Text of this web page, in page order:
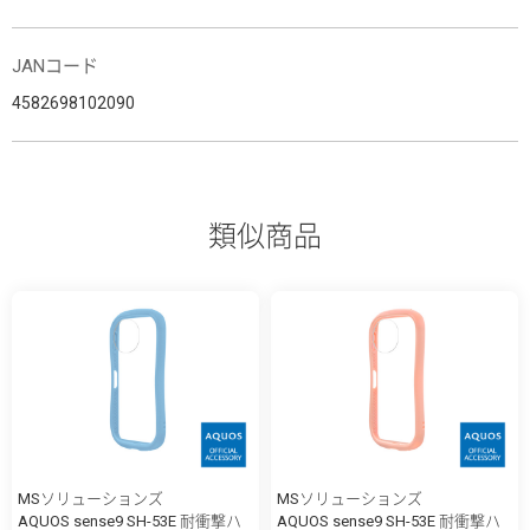
JANコード
4582698102090
類似商品
MSソリューションズ
AQUOS sense9 SH-53E 耐衝撃ハ
MSソリューションズ
AQUOS sense9 SH-53E 耐衝撃ハ